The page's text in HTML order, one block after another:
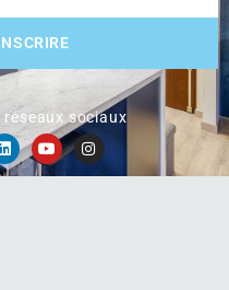
réseaux sociaux